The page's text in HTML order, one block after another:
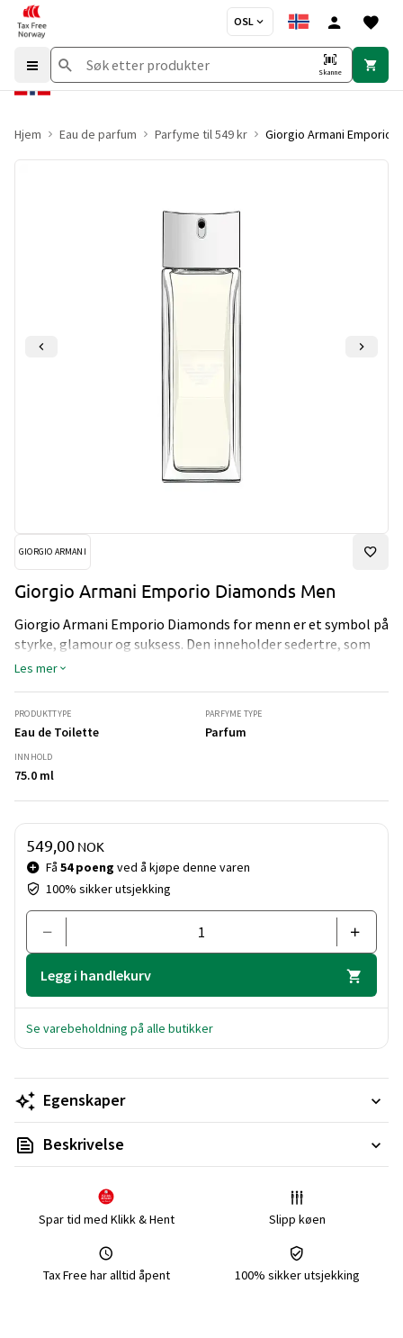
OSL
Skanne
Hjem Eau de parfum Parfyme til 549 kr Giorgio Armani Emporio
GIORGIO ARMANI
Giorgio Armani Emporio Diamonds Men
Giorgio Armani Emporio Diamonds for menn er et symbol på
styrke, glamour og suksess. Den inneholder sedertre, som
symboliserer maskulinitet, og en uventet duft av kakao.
Les mer
PRODUKTTYPE
Eau de Toilette
PARFYME TYPE
Parfum
INNHOLD
75.0 ml
Pris og mengde
Få 54 poeng ved å kjøpe denne varen
100% sikker utsjekking
549,00 NOK
Legg i handlekurv
Se varebeholdning på alle butikker
Egenskaper
Beskrivelse
Spar tid med Klikk & Hent Slipp køen
Tax Free har alltid åpent 100% sikker utsjekking